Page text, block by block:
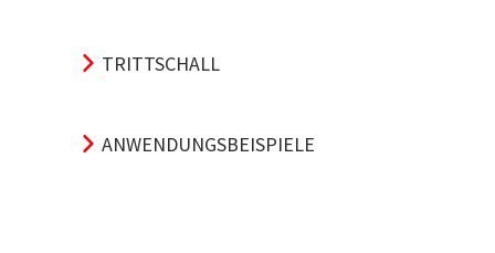
TRITTSCHALL
ANWENDUNGSBEISPIELE